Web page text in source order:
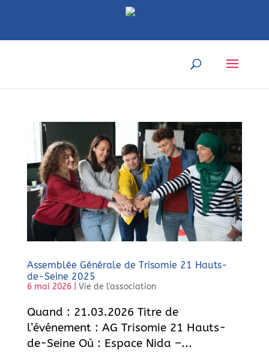
Assemblée Générale de Trisomie 21 Hauts-
de-Seine 2025
6 mai 2026| Vie de l'association
Quand : 21.03.2026 Titre de
l’événement : AG Trisomie 21 Hauts-
de-Seine Où : Espace Nida –...